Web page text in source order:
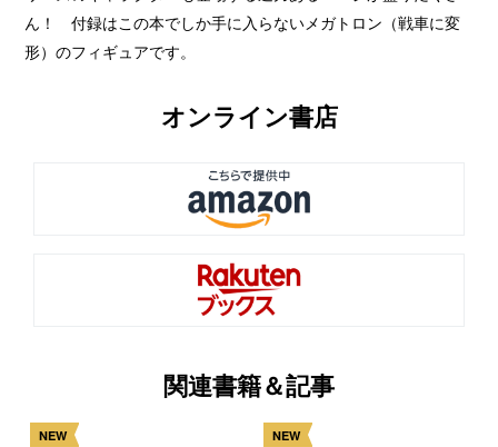
ん！ 付録はこの本でしか手に入らないメガトロン（戦車に変
形）のフィギュアです。
オンライン書店
関連書籍＆記事
NEW NEW